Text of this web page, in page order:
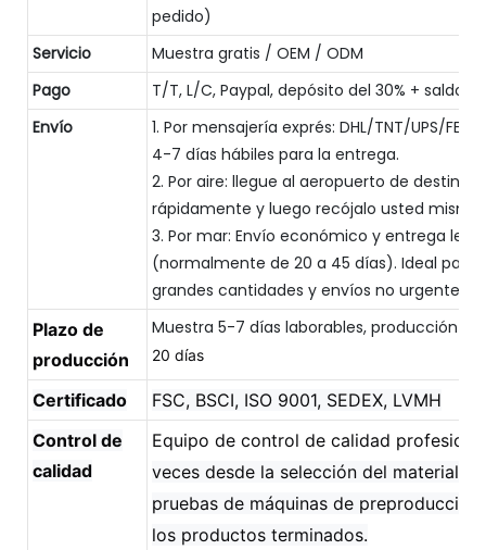
pedido)
Servicio
Muestra gratis / OEM / ODM
Pago
T/T, L/C, Paypal, depósito del 30% + saldo
Envío
1. Por mensajería exprés: DHL/TNT/UPS/
4-7 días hábiles para la entrega.
2. Por aire: llegue al aeropuerto de destino
rápidamente y luego recójalo usted mismo.
3. Por mar: Envío económico y entrega
(normalmente de 20 a 45 días). Ideal para
grandes cantidades y envíos no urgentes.
Plazo de
producción
Muestra 5-7 días laborables, producción
20 días
Certificado
FSC, BSCI, ISO 9001, SEDEX, LVMH
Control de
calidad
Equipo de control de calidad
veces desde la selección del material,
pruebas de máquinas de preproducción
los productos terminados.